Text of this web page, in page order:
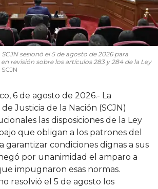
sesionó el 5 de agosto de 2026 para
revisión sobre los artículos 283 y 284 de la Ley
SCJN
6 de agosto de 2026.- La
Justicia de la Nación (SCJN)
las disposiciones de la Ley
que obligan a los patrones del
garantizar condiciones dignas a sus
por unanimidad el amparo a
impugnaron esas normas.
resolvió el 5 de agosto los